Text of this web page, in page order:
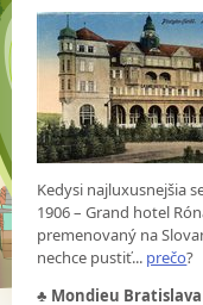
Kedysi najluxusnejšia
1906 – Grand hotel
premenovaný na
nechce pustiť... prečo?
♣ Mondieu Bratislava